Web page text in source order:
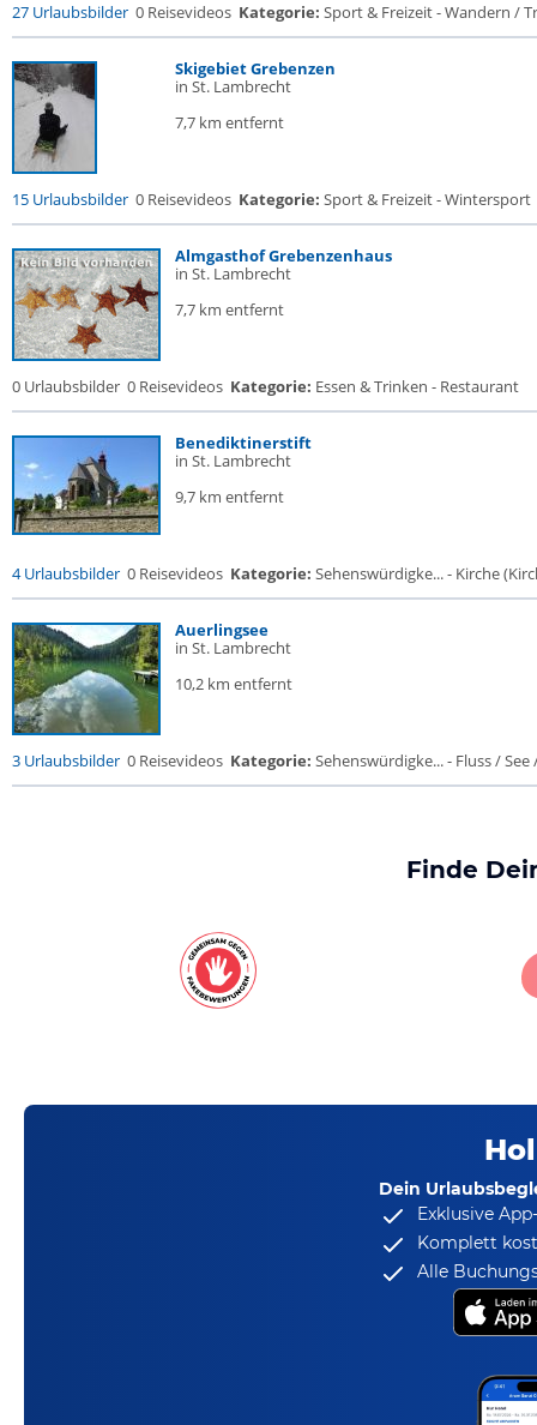
27 Urlaubsbilder 0 Reisevideos Kategorie: Sport & Freizeit - Wandern /
Skigebiet Grebenzen
in St. Lambrecht
7,7 km entfernt
15 Urlaubsbilder 0 Reisevideos Kategorie: Sport & Freizeit - Wintersport
Almgasthof Grebenzenhaus
in St. Lambrecht
7,7 km entfernt
0 Urlaubsbilder 0 Reisevideos Kategorie: Essen & Trinken - Restaurant
Benediktinerstift
in St. Lambrecht
9,7 km entfernt
4 Urlaubsbilder 0 Reisevideos Kategorie: Sehenswürdigke... - Kirche
Auerlingsee
in St. Lambrecht
10,2 km entfernt
3 Urlaubsbilder 0 Reisevideos Kategorie: Sehenswürdigke... - Fluss / See
Finde
Dein
Exklusive
Komplett
Alle